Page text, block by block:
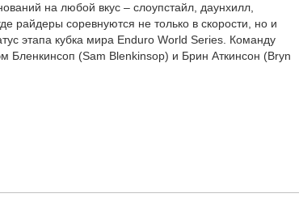
на любой вкус – слоупстайл, даунхилл,
райдеры соревнуются не только в скорости, но и
этапа кубка мира Enduro World Series. Команду
Бленкинсоп (Sam Blenkinsop) и Брин Аткинсон (Bryn